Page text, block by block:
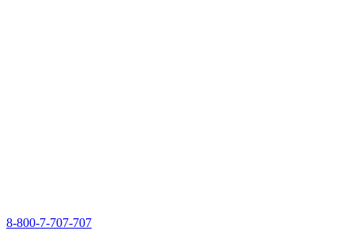
8-800-7-707-707